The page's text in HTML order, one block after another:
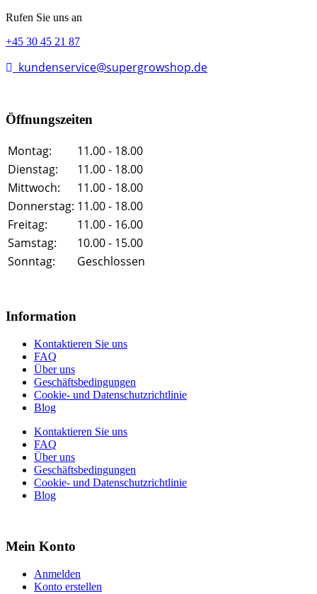
Rufen Sie uns an
+45 30 45 21 87
kundenservice@supergrowshop.de
Öffnungszeiten
Montag:
11.00 - 18.00
Dienstag:
11.00 - 18.00
Mittwoch:
11.00 - 18.00
Donnerstag: 11.00 - 18.00
Freitag:
11.00 - 16.00
Samstag:
10.00 - 15.00
Sonntag:
Geschlossen
Information
Kontaktieren Sie uns
FAQ
Über uns
Geschäftsbedingungen
Cookie- und Datenschutzrichtlinie
Blog
Kontaktieren Sie uns
FAQ
Über uns
Geschäftsbedingungen
Cookie- und Datenschutzrichtlinie
Blog
Mein Konto
Anmelden
Konto erstellen